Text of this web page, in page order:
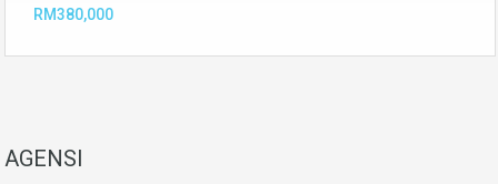
RM380,000
AGENSI